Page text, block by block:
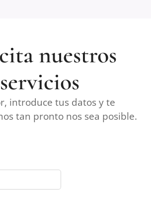
nuestros
servicios
introduce tus datos y te
tan pronto nos sea posible.